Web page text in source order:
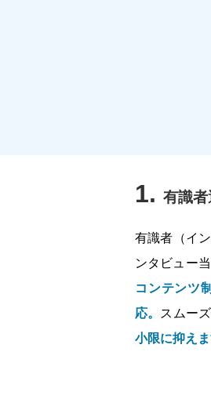
1. 有識
有識者（イ
ンタビュー
コンテンツ
応。 スムー
小限に抑えま